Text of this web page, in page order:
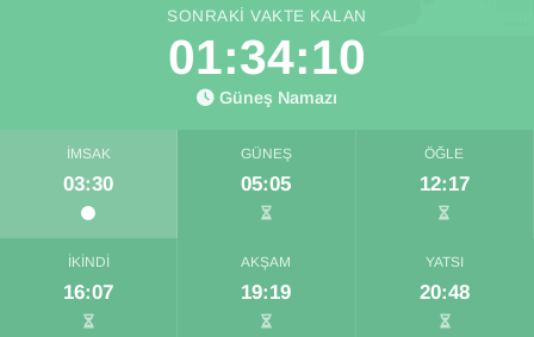
SONRAKI VAKTE KALAN
01:34:09
Güneş Namazı
İMSAK
03:30
GÜNEŞ
05:05
ÖĞLE
12:17
İKINDI
16:07
AKŞAM
19:19
YATSI
20:48